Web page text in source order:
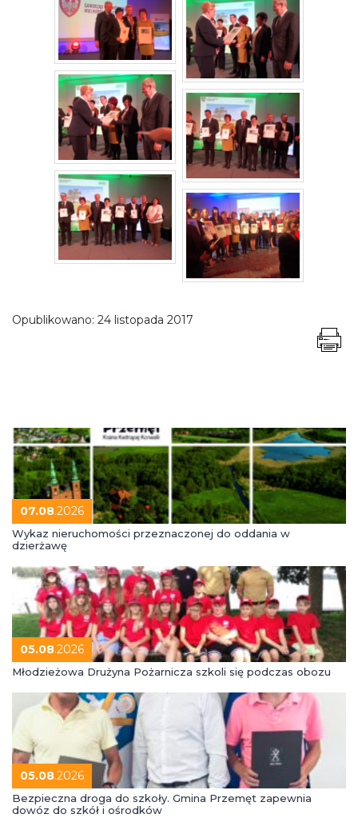
Opublikowano: 24 listopada 2017
07.08.2026
Wykaz nieruchomości przeznaczonej do oddania w
dzierżawę
05.08.2026
Młodzieżowa Drużyna Pożarnicza szkoli się podczas obozu
05.08.2026
Bezpieczna droga do szkoły. Gmina Przemęt zapewnia
dowóz do szkół i ośrodków